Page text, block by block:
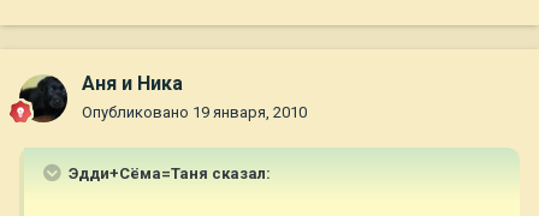
Аня и Ника
Опубликовано 19 января, 2010
Эдди+Сёма=Таня сказал: